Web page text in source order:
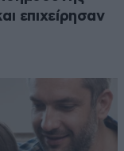
επιχείρησαν